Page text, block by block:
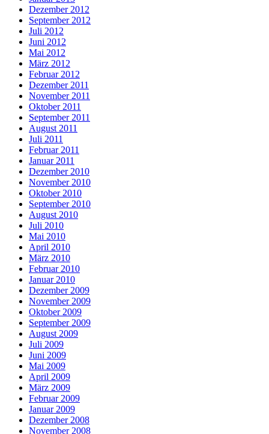
Dezember 2012
September 2012
Juli 2012
Juni 2012
Mai 2012
März 2012
Februar 2012
Dezember 2011
November 2011
Oktober 2011
September 2011
August 2011
Juli 2011
Februar 2011
Januar 2011
Dezember 2010
November 2010
Oktober 2010
September 2010
August 2010
Juli 2010
Mai 2010
April 2010
März 2010
Februar 2010
Januar 2010
Dezember 2009
November 2009
Oktober 2009
September 2009
August 2009
Juli 2009
Juni 2009
Mai 2009
April 2009
März 2009
Februar 2009
Januar 2009
Dezember 2008
November 2008